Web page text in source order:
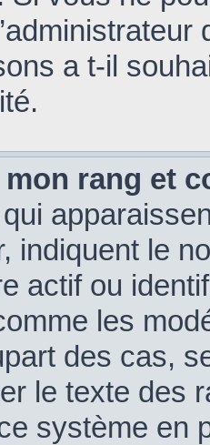
a t-il
mon rang et
indiquent le
actif ou
les
des cas,
le texte des
système en